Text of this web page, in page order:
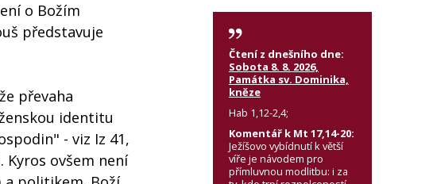
o Božím
představuje
převaha
identitu
- viz Iz 41,
ovšem není
Čtení z dnešního dne:
Sobota 8. 8. 2026,
Památka sv. Dominika,
kněze
Hab 1,12-2,4;
Komentář k Mt 17,14-20:
Ježíšovo vybídnutí k větší
víře je návodem pro
přímluvnou modlitbu: i za